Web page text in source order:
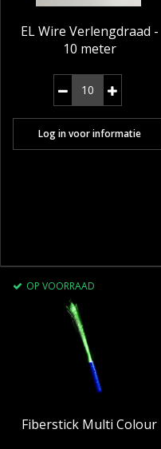
EL Wire Verlengdraad -
10 meter
Log in voor informatie
OP VOORRAAD
Fiberstick Multi Colour